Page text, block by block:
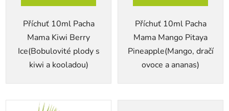
Příchuť 10ml Pacha
Mama Kiwi Berry
Ice(Bobulovité plody s
kiwi a kooladou)
Příchuť 10ml Pacha
Mama Mango Pitaya
Pineapple(Mango, dračí
ovoce a ananas)